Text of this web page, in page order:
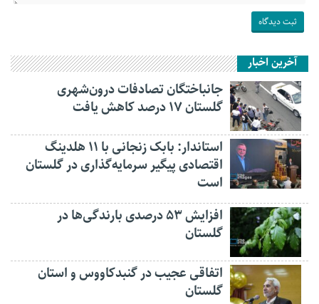
آخرین اخبار
جانباختگان تصادفات درون‌شهری
گلستان ۱۷ درصد کاهش یافت
استاندار: بابک زنجانی با ۱۱ هلدینگ
اقتصادی پیگیر سرمایه‌گذاری در گلستان
است
افزایش ۵۳ درصدی بارندگی‌ها در
گلستان
اتفاقی عجیب در‌ گنبدکاووس و استان
گلستان